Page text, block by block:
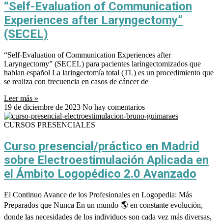
“Self-Evaluation of Communication
Experiences after Laryngectomy”
(SECEL)
“Self-Evaluation of Communication Experiences after
Laryngectomy” (SECEL) para pacientes laringectomizados que
hablan español La laringectomía total (TL) es un procedimiento que
se realiza con frecuencia en casos de cáncer de
Leer más »
19 de diciembre de 2023 No hay comentarios
CURSOS PRESENCIALES
Curso presencial/práctico en Madrid
sobre Electroestimulación Aplicada en
el Ámbito Logopédico 2.0 Avanzado
El Continuo Avance de los Profesionales en Logopedia: Más
Preparados que Nunca En un mundo 🌎 en constante evolución,
donde las necesidades de los individuos son cada vez más diversas,